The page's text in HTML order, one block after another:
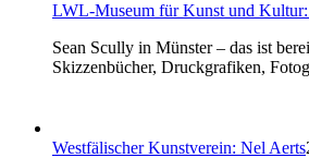
LWL-Museum für Kunst und
Sean Scully in Münster – das ist
Skizzenbücher, Druckgrafiken,
Westfälischer Kunstverein: Nel Aerts